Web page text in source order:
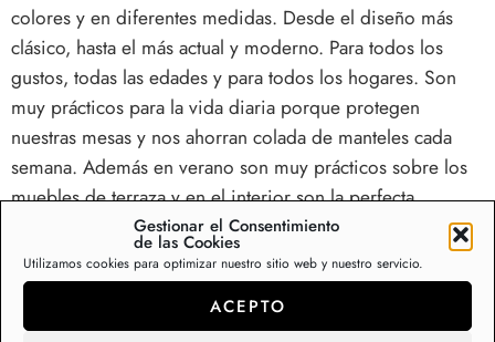
Gestionar el Consentimiento
de las Cookies
Utilizamos cookies para optimizar nuestro sitio web y nuestro servicio.
ACEPTO
colores y en diferentes medidas. Desde el diseño más
clásico, hasta el más actual y moderno. Para todos los
gustos, todas las edades y para todos los hogares. Son
muy prácticos para la vida diaria porque protegen
nuestras mesas y nos ahorran colada de manteles cada
semana. Además en verano son muy prácticos sobre los
muebles de terraza y en el interior son la perfecta
solución para mesas de comedor y cocina. Disponemos
de una colección de más de 200 diseños de mantelerías
de hule en Stock, con capacidad de suministro y
distribución para los clientes de gran consumo.